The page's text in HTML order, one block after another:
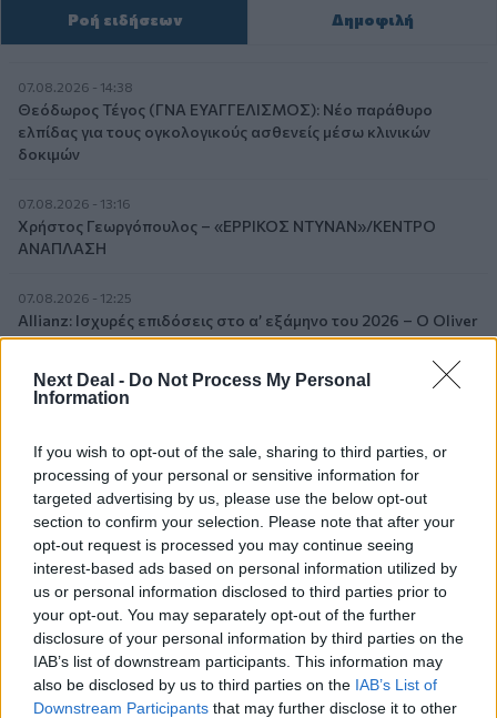
Next Deal - Do Not Process My Personal
Information
If you wish to opt-out of the sale, sharing to third parties, or
processing of your personal or sensitive information for
targeted advertising by us, please use the below opt-out
section to confirm your selection. Please note that after your
opt-out request is processed you may continue seeing
interest-based ads based on personal information utilized by
us or personal information disclosed to third parties prior to
your opt-out. You may separately opt-out of the further
disclosure of your personal information by third parties on the
IAB’s list of downstream participants. This information may
also be disclosed by us to third parties on the IAB’s List of
Downstream Participants that may further disclose it to other
Ροή ειδήσεων Δημοφιλή
07.08.2026 - 14:38
Θεόδωρος Τέγος (ΓΝΑ ΕΥΑΓΓΕΛΙΣΜΟΣ): Νέο παράθυρο
ελπίδας για τους ογκολογικούς ασθενείς μέσω κλινικών
δοκιμών
07.08.2026 - 13:16
Χρήστος Γεωργόπουλος – «ΕΡΡΙΚΟΣ ΝΤΥΝΑΝ»/ΚΕΝΤΡΟ
ΑΝΑΠΛΑΣΗ
07.08.2026 - 12:25
Allianz: Ισχυρές επιδόσεις στο α’ εξάμηνο του 2026 – Ο Oliver
Bäte συνδέει τα αποτελέσματα με το κλείσιμο του
07.08.2026 - 11:01
Generali: Αποτελέσματα Α' Εξαμήνου - Εξαιρετική ανάπτυξη
στα Λειτουργικά και Προσαρμοσμένα Καθαρά Αποτελέσματα
με συμβολή από όλες τις επιχειρηματικές δραστηριότητες
07.08.2026 - 10:28
Ομαδικά Ασφαλιστικά προϊόντα Επαγγελματικής
Συνταξιοδότησης: Νέο πεδίο ανάπτυξης για ασφαλιστικές και
ασφαλιστές